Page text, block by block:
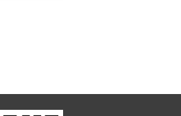
护成本，造
了系...
；5、输入电